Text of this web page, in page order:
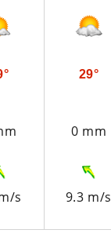
s
29°
0 mm
9.3 m/s